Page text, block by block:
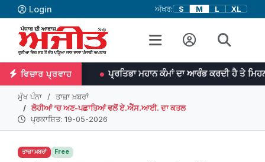
Login ਅੱਖਰ: S M L XL
ਵਿਚਾਰ ਪ੍ਰਵਾਹਪ੍ਰਤਿਭਾ ਮਹਾਨ ਕੰਮਾਂ ਦਾ ਆਰੰਭ ਕਰਦੀ ਹੈ ਤੇ ਮਿਹਨਤ ਉਨ੍ਹਾਂ ਨੂੰ
ਮੁੱਖ ਪੰਨਾ
ਤਾਜ਼ਾ ਖ਼ਬਰਾਂ
ਲੋਹੀਆਂ ’ਚ ਅਣ-ਪਛਾਤਿਆਂ ਵਲੋਂ ਏ.ਐੱਸ.ਆਈ. ਦਾ ਕਤਲ
ਪ੍ਰਕਾਸ਼ਿਤ: 19-05-2026
ਤਾਜ਼ਾ ਖ਼ਬਰਾਂ Free